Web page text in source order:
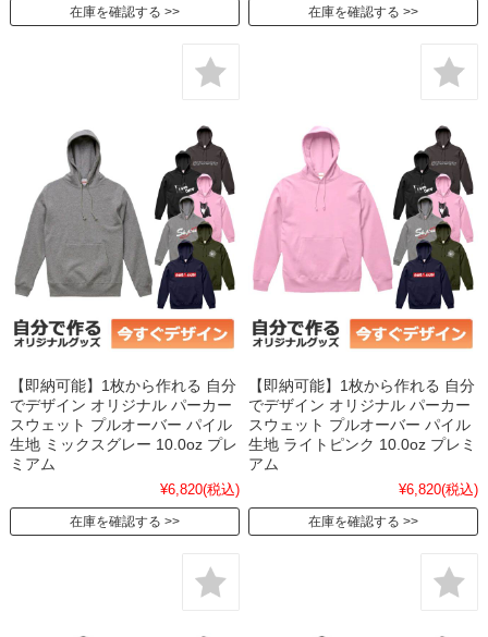
在庫を確認する 在庫を確認する
【即納可能】1枚から作れる 自分
でデザイン オリジナル パーカー
スウェット プルオーバー パイル
生地 ミックスグレー 10.0oz プレ
ミアム
¥6,820(税込)
在庫を確認する
【即納可能】1枚から作れる 自分
でデザイン オリジナル パーカー
スウェット プルオーバー パイル
生地 ライトピンク 10.0oz プレミ
アム
¥6,820(税込)
在庫を確認する